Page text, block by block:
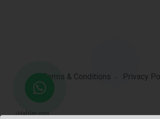
Terms & Conditions Privacy
¿Hablar con